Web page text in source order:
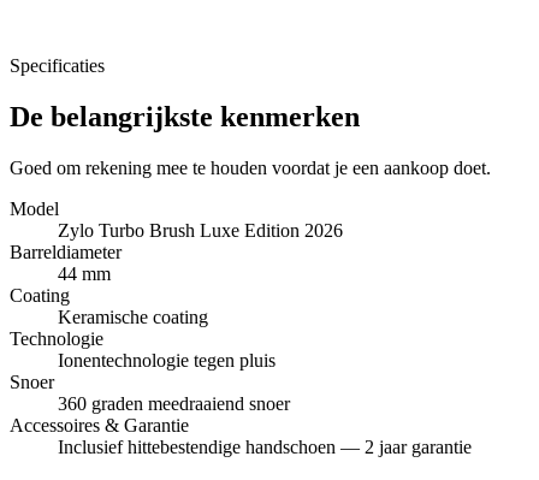
Specificaties
De belangrijkste kenmerken
Goed om rekening mee te houden voordat je een aankoop doet.
Model
Zylo Turbo Brush Luxe Edition 2026
Barreldiameter
44 mm
Coating
Keramische coating
Technologie
Ionentechnologie tegen pluis
Snoer
360 graden meedraaiend snoer
Accessoires & Garantie
Inclusief hittebestendige handschoen — 2 jaar garantie